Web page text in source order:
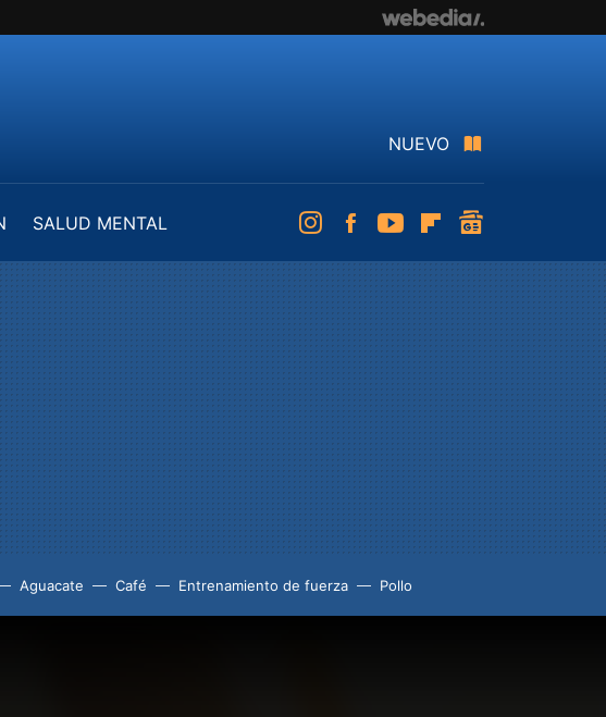
NUEVO
SALUD MENTAL
InstagramFacebookYoutubeFlipboard
Aguacate Café Entrenamiento de fuerza Pollo